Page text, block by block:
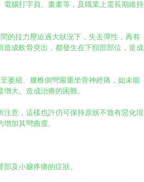
腦打字員、畫畫等，及職業上需長期維持
的拉力壓迫過大狀況下，失去彈性，再有
成軟骨突出，都發生在下頸部部位，造成
萎縮、腰椎側彎嚴重坐骨神經痛，如未能
大。造成治療的困難。
意，這樣也許仍可保持原狀不致有惡化現
加其彎曲度。
及小腿疼痛的症狀。